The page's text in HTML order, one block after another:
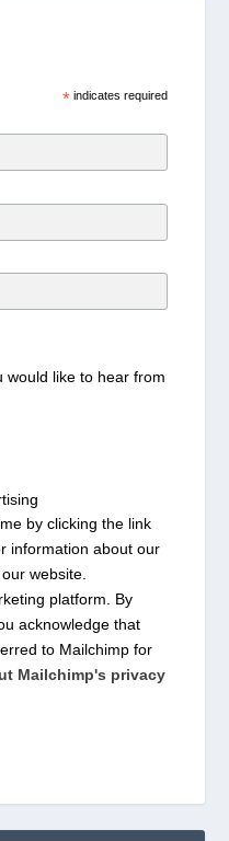
*indicates required
would like to hear from
by clicking the link
information about our
website.
platform. By
acknowledge that
to Mailchimp for
Mailchimp's privacy